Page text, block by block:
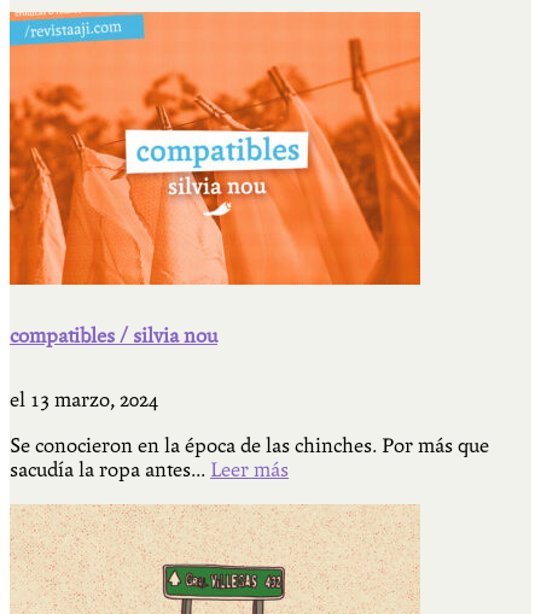
compatibles / silvia nou
el 13 marzo, 2024
Se conocieron en la época de las chinches. Por más que
sacudía la ropa antes... Leer más